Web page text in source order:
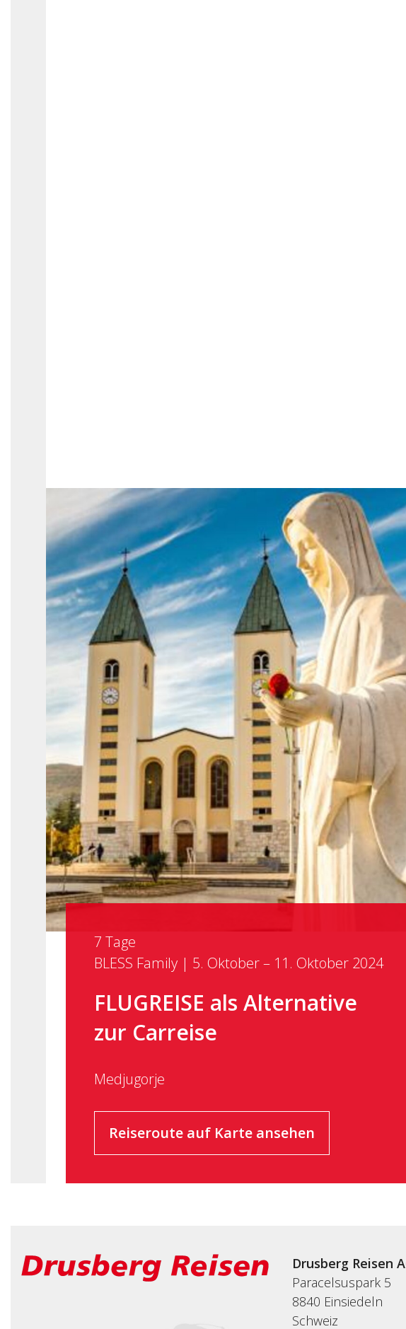
7 Tage
BLESS Family | 5. Oktober – 11. Oktober 2024
FLUGREISE als Alternative
zur Carreise
Medjugorje
Reiseroute auf Karte ansehen
Drusberg Reisen
Paracelsuspark 5
8840 Einsiedeln
Schweiz